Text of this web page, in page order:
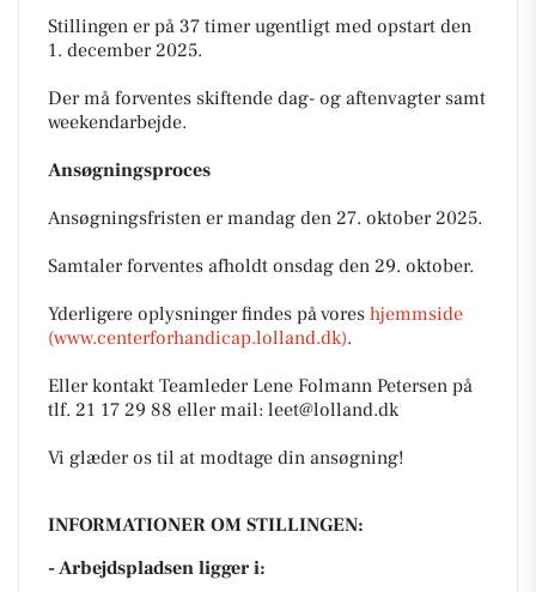
Stillingen er på 37 timer ugentligt med opstart den
1. december 2025.
Der må forventes skiftende dag- og aftenvagter samt
weekendarbejde.
Ansøgningsproces
Ansøgningsfristen er mandag den 27. oktober 2025.
Samtaler forventes afholdt onsdag den 29. oktober.
Yderligere oplysninger findes på vores hjemmside
(www.centerforhandicap.lolland.dk).
Eller kontakt Teamleder Lene Folmann Petersen på
tlf. 21 17 29 88 eller mail: leet@lolland.dk
Vi glæder os til at modtage din ansøgning!
INFORMATIONER OM STILLINGEN:
- Arbejdspladsen ligger i: